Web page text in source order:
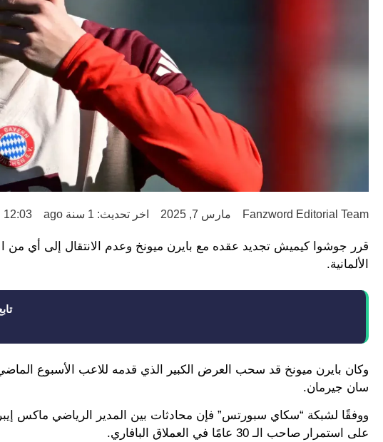
Fanzword Editorial Team مارس 7, 2025 اخر تحديث: 1 سنة ago 12:03 م
قرر جوشوا كيميش تجديد عقده مع بايرن ميونخ وعدم الانتقال إلى أي من
الألمانية.
وكان بايرن ميونخ قد سحب العرض الكبير الذي قدمه للاعب الأسبوع
سان جيرمان.
ووفقًا لشبكة “سكاي سبورتس” فإن محادثات بين المدير الرياضي ماكس
على استمرار صاحب الـ 30 عامًا في العملاق البافاري.